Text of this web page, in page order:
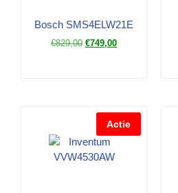
Bosch SMS4ELW21E
€829,00 €749,00
Actie